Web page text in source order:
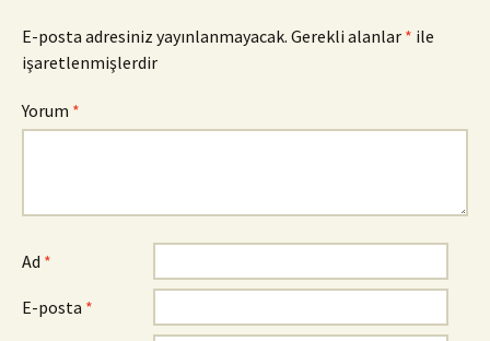
E-posta adresiniz yayınlanmayacak. Gerekli alanlar * ile
işaretlenmişlerdir
Yorum *
Ad *
E-posta *